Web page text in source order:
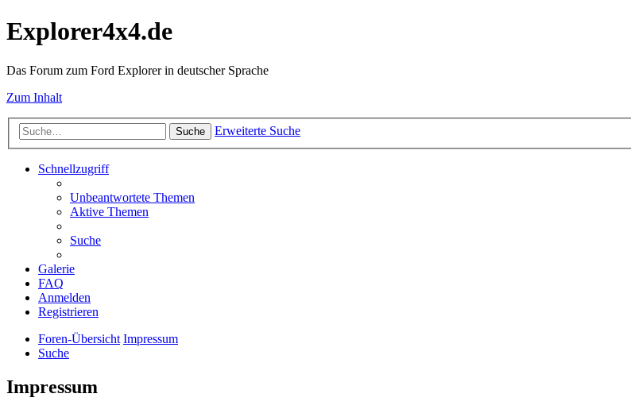
Explorer4x4.de
Das Forum zum Ford Explorer in deutscher Sprache
Zum Inhalt
Suche Erweiterte Suche
Schnellzugriff
Unbeantwortete Themen
Aktive Themen
Suche
Galerie
FAQ
Anmelden
Registrieren
Foren-Übersicht Impressum
Suche
Impressum